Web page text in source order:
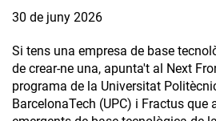
30 de juny 2026
Si tens una empresa de base
de crear-ne una, apunta't al Next
programa de la Universitat
BarcelonaTech (UPC) i Fractus